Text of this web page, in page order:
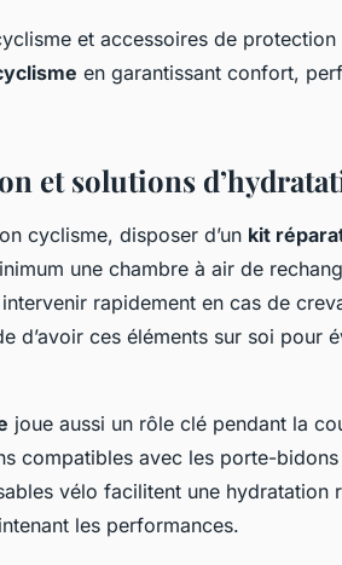
et accessoires de
en garantissant confort,
et solutions
cyclisme, disposer d’un kit
une chambre à air de
rapidement en cas de
d’avoir ces éléments sur soi pour
joue aussi un rôle clé pendant la
compatibles avec les porte-
vélo facilitent une hydratation
les performances.